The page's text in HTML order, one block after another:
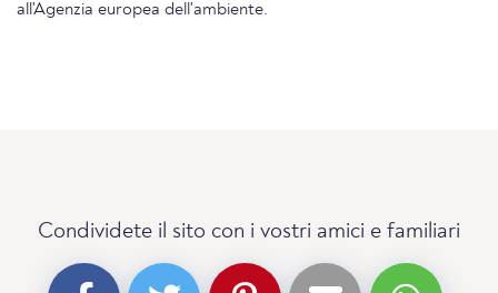
all'Agenzia europea dell'ambiente.
Condividete il sito con i vostri amici e familiari